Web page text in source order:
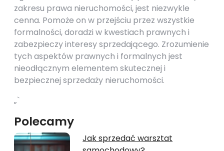
zakresu prawa nieruchomości, jest niezwykle
cenna. Pomoże on w przejściu przez wszystkie
formalności, doradzi w kwestiach prawnych i
zabezpieczy interesy sprzedającego. Zrozumienie
tych aspektów prawnych i formalnych jest
nieodłącznym elementem skutecznej i
bezpiecznej sprzedaży nieruchomości.
„`
Polecamy
Jak sprzedać warsztat